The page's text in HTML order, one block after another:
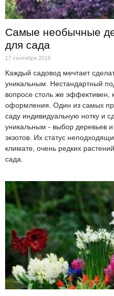
Самые необычные
для сада
17 сентября 2016
Каждый садовод мечтает
уникальным. Нестандартный
вопросе столь же эффективен,
оформления. Один из самых
саду индивидуальную нотку и
уникальным - выбор деревьев и
экзотов. Их статус
климате, очень редких
сада.